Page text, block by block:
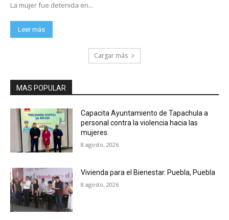
La mujer fue detenida en...
Leer más
Cargar más
MAS POPULAR
Capacita Ayuntamiento de Tapachula a
personal contra la violencia hacia las
mujeres.
8 agosto, 2026
Vivienda para el Bienestar. Puebla, Puebla
8 agosto, 2026